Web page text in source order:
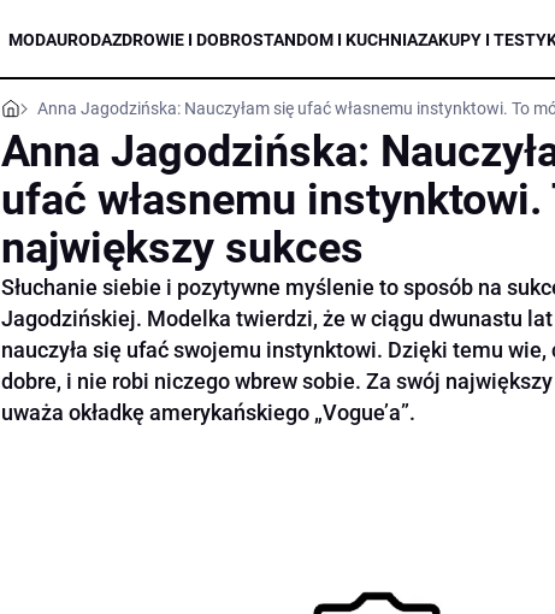
MODAURODAZDROWIE I DOBROSTANDOM I KUCHNIAZAKUPY I TESTY
Anna Jagodzińska: Nauczyłam się ufać własnemu instynktowi. To
Anna Jagodzińska:
ufać własnemu instynktowi.
największy sukces
Słuchanie siebie i pozytywne myślenie to sposób na
Jagodzińskiej. Modelka twierdzi, że w ciągu dwunastu
nauczyła się ufać swojemu instynktowi. Dzięki temu wie,
dobre, i nie robi niczego wbrew sobie. Za swój
uważa okładkę amerykańskiego „Vogue’a”.